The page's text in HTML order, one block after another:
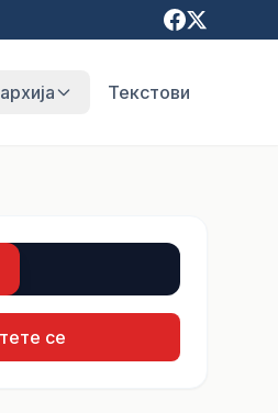
Текстови
се